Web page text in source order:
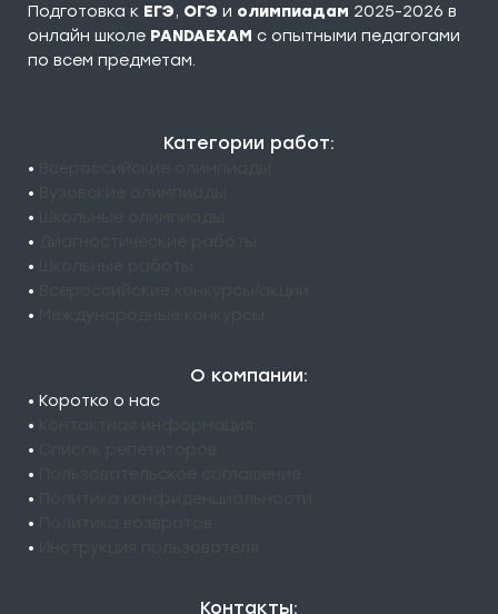
Подготовка к ЕГЭ, ОГЭ и олимпиадам 2025-2026 в
онлайн школе PANDAEXAM c опытными педагогами
по всем предметам.
Категории работ:
•
•
•
•
•
•
•
О компании:
• Коротко о нас
•
•
•
•
•
•
Контакты: